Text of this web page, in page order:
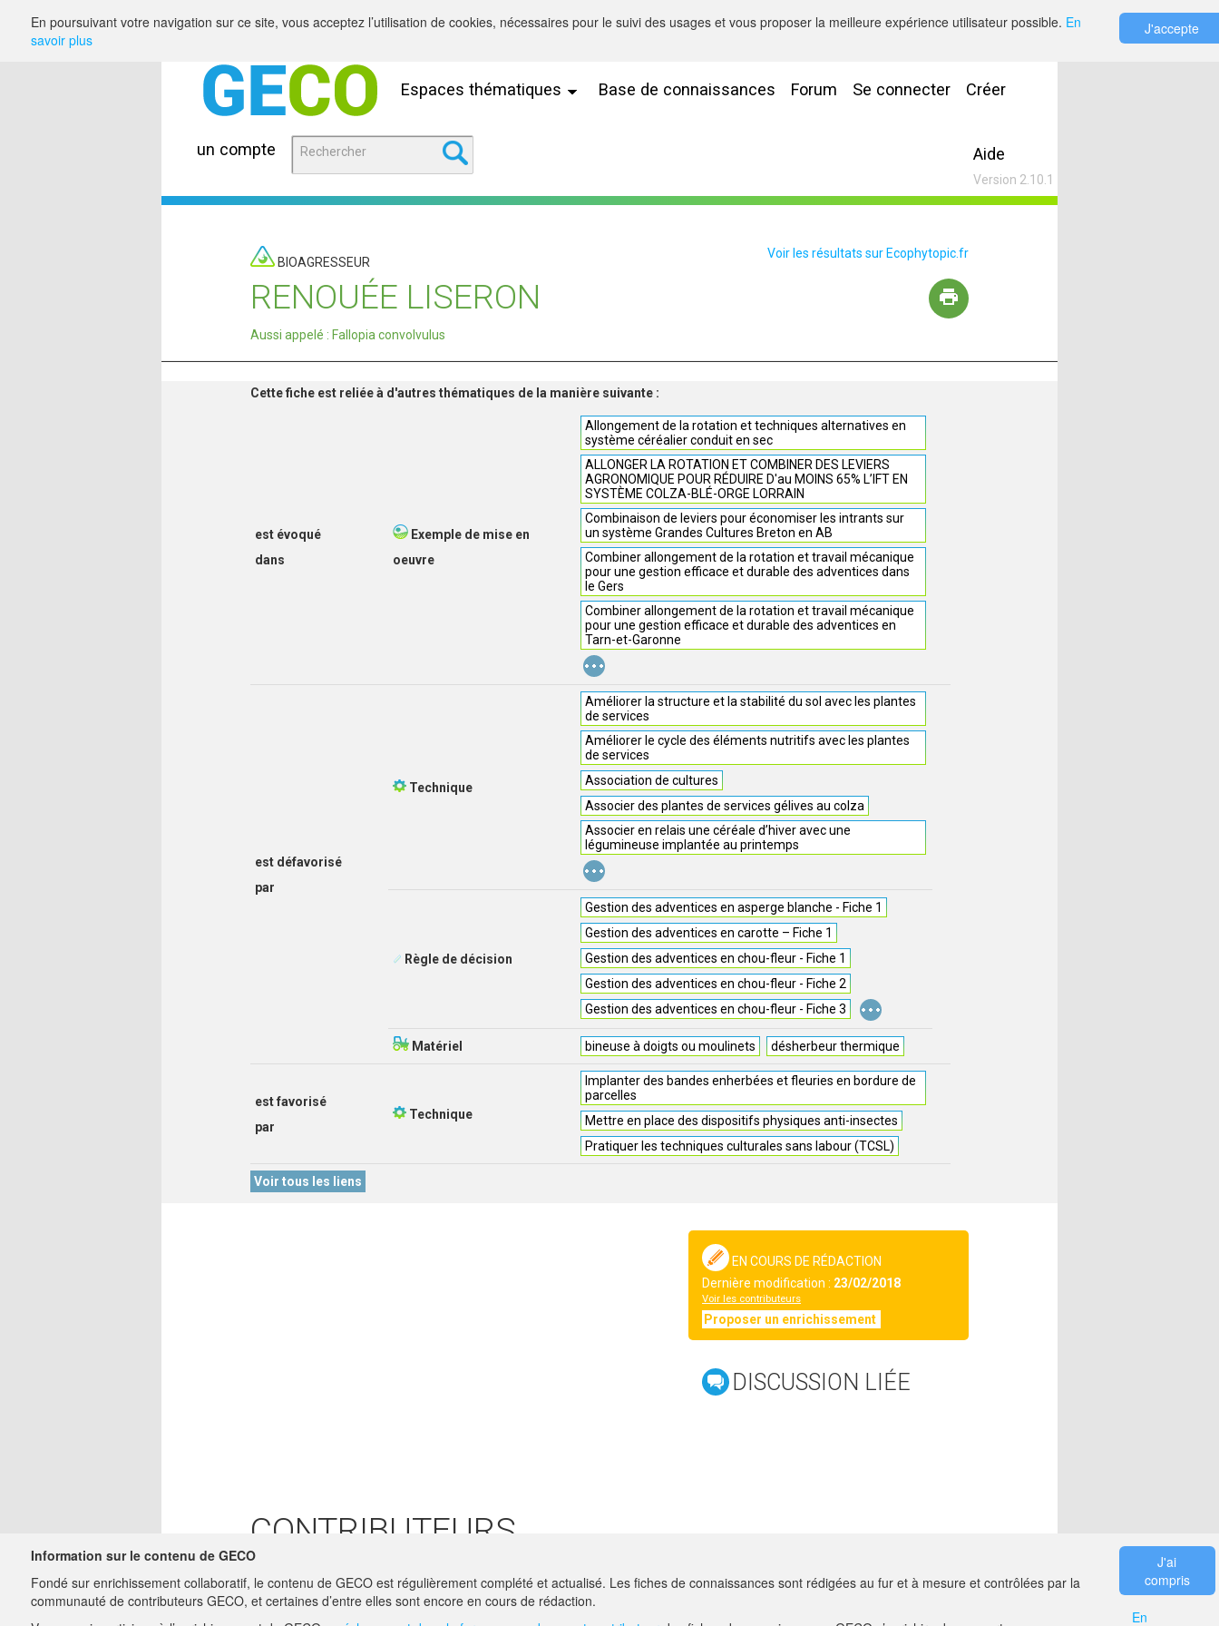
Espaces thématiques Base de connaissances Forum Se connecter Créer
un compte Aide
Version 2.10.1
BIOAGRESSEUR
Voir les résultats sur Ecophytopic.fr
RENOUÉE LISERON
Aussi appelé : Fallopia convolvulus
Cette fiche est reliée à d'autres thématiques de la manière suivante :
est évoqué
dans
Exemple de mise en
oeuvre
Allongement de la rotation et techniques alternatives en
système céréalier conduit en sec
ALLONGER LA ROTATION ET COMBINER DES LEVIERS
AGRONOMIQUE POUR RÉDUIRE D'au MOINS 65% L’IFT EN
SYSTÈME COLZA-BLÉ-ORGE LORRAIN
Combinaison de leviers pour économiser les intrants sur
un système Grandes Cultures Breton en AB
Combiner allongement de la rotation et travail mécanique
pour une gestion efficace et durable des adventices dans
le Gers
Combiner allongement de la rotation et travail mécanique
pour une gestion efficace et durable des adventices en
Tarn-et-Garonne
...
est défavorisé
par
Technique
Améliorer la structure et la stabilité du sol avec les plantes
de services
Améliorer le cycle des éléments nutritifs avec les plantes
de services
Association de cultures
Associer des plantes de services gélives au colza
Associer en relais une céréale d’hiver avec une
légumineuse implantée au printemps
...
Règle de décision
Gestion des adventices en asperge blanche - Fiche 1
Gestion des adventices en carotte – Fiche 1
Gestion des adventices en chou-fleur - Fiche 1
Gestion des adventices en chou-fleur - Fiche 2
Gestion des adventices en chou-fleur - Fiche 3
...
Matériel bineuse à doigts ou moulinets désherbeur thermique
est favorisé
par
Technique
Implanter des bandes enherbées et fleuries en bordure de
parcelles
Mettre en place des dispositifs physiques anti-insectes
Pratiquer les techniques culturales sans labour (TCSL)
Voir tous les liens
EN COURS DE RÉDACTION
Dernière modification : 23/02/2018
Voir les contributeurs
Proposer un enrichissement
DISCUSSION LIÉE
CONTRIBUTEURS
charge-etude -SUZANNE.BLOCAILLE@ACTA.ASSO.FR
En poursuivant votre navigation sur ce site, vous acceptez l’utilisation de cookies, nécessaires pour le suivi des usages et vous proposer la meilleure expérience utilisateur possible. En
savoir plus
J'accepte
Information sur le contenu de GECO
Fondé sur enrichissement collaboratif, le contenu de GECO est régulièrement complété et actualisé. Les fiches de connaissances sont rédigées au fur et à mesure et contrôlées par la
communauté de contributeurs GECO, et certaines d’entre elles sont encore en cours de rédaction.
J'ai
compris
En